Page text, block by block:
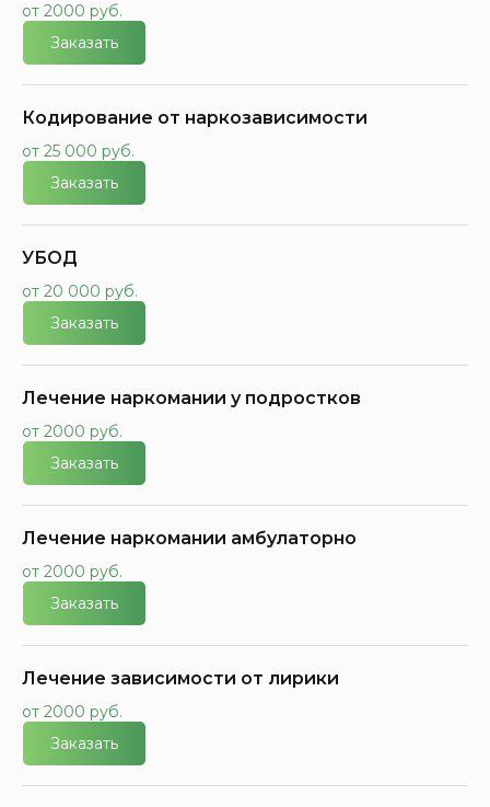
от 2000 руб.
Заказать
Кодирование от наркозависимости
от 25 000 руб.
Заказать
УБОД
от 20 000 руб.
Заказать
Лечение наркомании у подростков
от 2000 руб.
Заказать
Лечение наркомании амбулаторно
от 2000 руб.
Заказать
Лечение зависимости от лирики
от 2000 руб.
Заказать